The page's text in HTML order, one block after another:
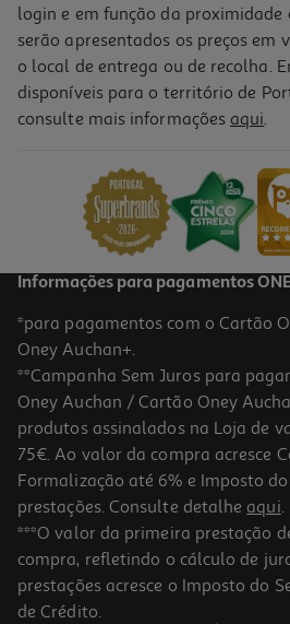
Taça Plástico Actuel Taupe Reutiliz 14cm
Flute Reutilizável Actuel Plástico
Unidades
2.49 €/un
2,49 €
login e em função da proximidade
serão apresentados os preços em
o local de entrega ou de recolha.
disponíveis para o território de
consulte mais informações aqui.
Informações para pagamentos
*para pagamentos com o Cartão
Oney Auchan+.
**Campanha Sem Juros para
Oney Auchan / Cartão Oney
produtos assinalados na Loja de
75€. Ao valor da compra acresce
Formalização até 6% e Imposto
prestações. Consulte detalhe aqui.
***O valor da primeira prestação
compra, refletindo o cálculo de
prestações acresce o Imposto do
de Crédito.